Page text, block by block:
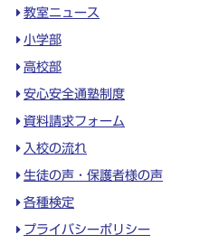
教室ニュース
小学部
高校部
安心安全通塾制度
資料請求フォーム
入校の流れ
生徒の声・保護者様の声
各種検定
プライバシーポリシー